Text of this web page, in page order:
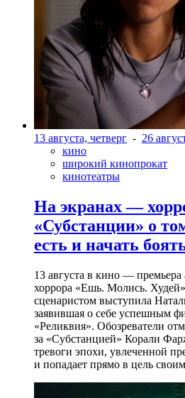
13 августа, четверг - 26
кино
широкий кинопрокат
кинотеатры
На экранах —
«Субстанции» о
есть и начать
13 августа в кино — премьера
хоррора «Ешь. Молись.
сценаристом выступила
заявившая о себе успешным
«Реликвия». Обозреватели
за «Субстанцией» Корали
тревоги эпохи, увлеченной
и попадает прямо в цель